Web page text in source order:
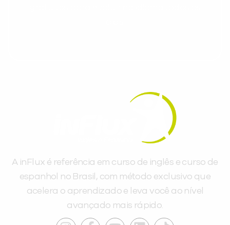
A inFlux é referência em curso de inglês e curso de
espanhol no Brasil, com método exclusivo que
acelera o aprendizado e leva você ao nível
avançado mais rápido.